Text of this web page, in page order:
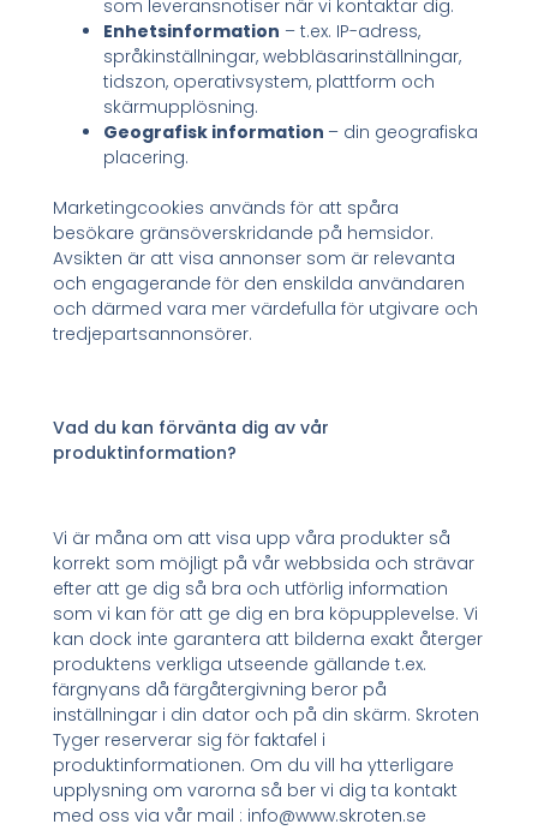
som leveransnotiser när vi kontaktar dig.
Enhetsinformation – t.ex. IP-adress,
språkinställningar, webbläsarinställningar,
tidszon, operativsystem, plattform och
skärmupplösning.
Geografisk information – din geografiska
placering.
Marketingcookies används för att spåra
besökare gränsöverskridande på hemsidor.
Avsikten är att visa annonser som är relevanta
och engagerande för den enskilda användaren
och därmed vara mer värdefulla för utgivare och
tredjepartsannonsörer.
Vad du kan förvänta dig av vår
produktinformation?
Vi är måna om att visa upp våra produkter så
korrekt som möjligt på vår webbsida och strävar
efter att ge dig så bra och utförlig information
som vi kan för att ge dig en bra köpupplevelse. Vi
kan dock inte garantera att bilderna exakt återger
produktens verkliga utseende gällande t.ex.
färgnyans då färgåtergivning beror på
inställningar i din dator och på din skärm. Skroten
Tyger reserverar sig för faktafel i
produktinformationen. Om du vill ha ytterligare
upplysning om varorna så ber vi dig ta kontakt
med oss via vår mail : info@www.skroten.se